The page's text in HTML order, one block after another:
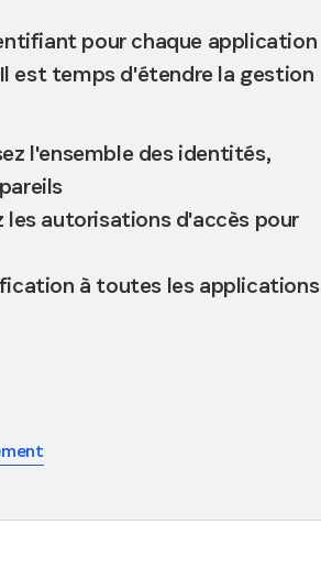
pour chaque application
est temps d'étendre la gestion
l'ensemble des identités,
les autorisations d'accès pour
à toutes les applications